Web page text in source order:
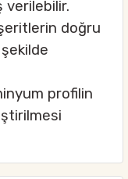
verilebilir.
doğru
profilin